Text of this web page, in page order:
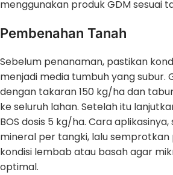
menggunakan produk GDM sesuai
Pembenahan Tanah
Sebelum penanaman, pastikan
menjadi media tumbuh yang subur.
dengan takaran 150 kg/ha dan
ke seluruh lahan. Setelah itu
BOS dosis 5 kg/ha. Cara aplikasinya,
mineral per tangki, lalu
kondisi lembab atau basah agar
optimal.